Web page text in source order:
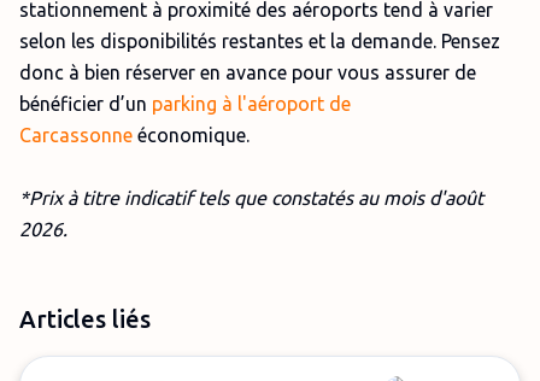
stationnement à proximité des aéroports tend à varier
selon les disponibilités restantes et la demande. Pensez
donc à bien réserver en avance pour vous assurer de
bénéficier d’un parking à l'aéroport de
Carcassonne économique.
*Prix à titre indicatif tels que constatés au mois d'août
2026.
Articles liés